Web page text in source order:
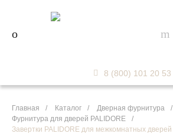
8 (800) 101 20 53
Главная / Каталог / Дверная фурнитура
/
Фурнитура для дверей PALIDORE
/
Завертки PALIDORE для межкомнатных дверей